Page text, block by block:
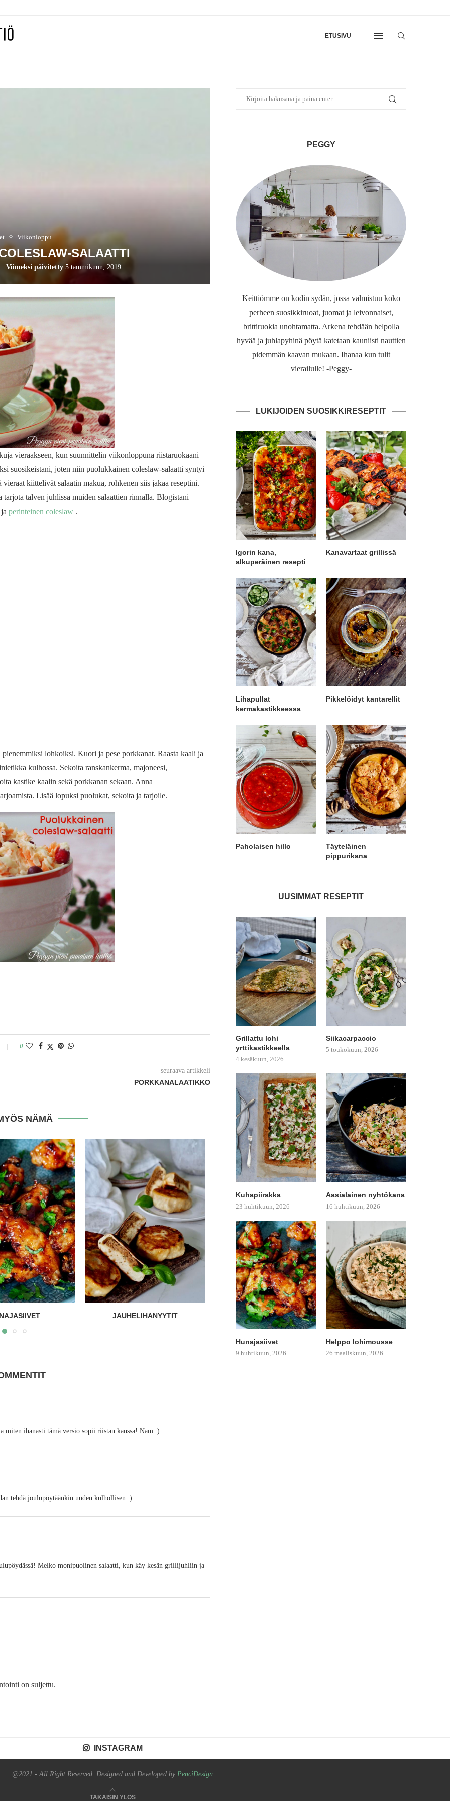
ETUSIVU
Viikonloppu
SALAATTI
Viimeksi päivitetty 5 tammikuun, 2019
vieraakseen, kun suunnittelin viikonloppuna riistaruokaani
suosikeistani, joten niin puolukkainen coleslaw-salaatti syntyi
kiittelivät salaatin makua, rohkenen siis jakaa reseptini.
tarjota talven juhlissa muiden salaattien rinnalla. Blogistani
ja perinteinen coleslaw .
lohkoiksi. Kuori ja pese porkkanat. Raasta kaali ja
kulhossa. Sekoita ranskankerma, majoneesi,
kastike kaalin sekä porkkanan sekaan. Anna
Lisää lopuksi puolukat, sekoita ja tarjoile.
0
seuraava artikkeli
PORKKANALAATIKKO
NÄMÄ
BUTTER BOARD
PAAHDETTUA BATAATTIA
FETAKASTIKKEESSA
miten ihanasti tämä versio sopii riistan kanssa! Nam :)
tehdä joulupöytäänkin uuden kulhollisen :)
Melko monipuolinen salaatti, kun käy kesän grillijuhliin ja
on suljettu.
PEGGY
Keittiömme on kodin sydän, jossa valmistuu koko
perheen suosikkiruoat, juomat ja leivonnaiset,
brittiruokia unohtamatta. Arkena tehdään helpolla
hyvää ja juhlapyhinä pöytä katetaan kauniisti nauttien
pidemmän kaavan mukaan. Ihanaa kun tulit
vierailulle! -Peggy-
LUKIJOIDEN SUOSIKKIRESEPTIT
Igorin kana,
alkuperäinen resepti
Kanavartaat grillissä
Lihapullat
kermakastikkeessa
Pikkelöidyt kantarellit
Paholaisen hillo
Täyteläinen
pippurikana
UUSIMMAT RESEPTIT
Grillattu lohi
yrttikastikkeella
4 kesäkuun, 2026
Siikacarpaccio
5 toukokuun, 2026
Kuhapiirakka
23 huhtikuun, 2026
Aasialainen nyhtökana
16 huhtikuun, 2026
Hunajasiivet
9 huhtikuun, 2026
Helppo lohimousse
26 maaliskuun, 2026
INSTAGRAM
@2021 - All Right Reserved. Designed and Developed by PenciDesign
TAKAISIN YLÖS